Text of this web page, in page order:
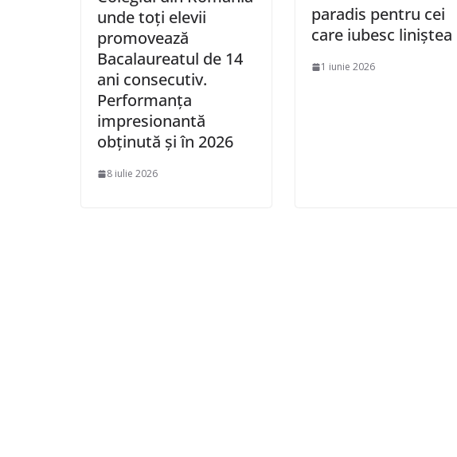
unde toți elevii
promovează
Bacalaureatul de 14
ani consecutiv.
Performanța
impresionantă
obținută și în 2026
8 iulie 2026
paradis pentru cei
care iubesc liniştea
1 iunie 2026